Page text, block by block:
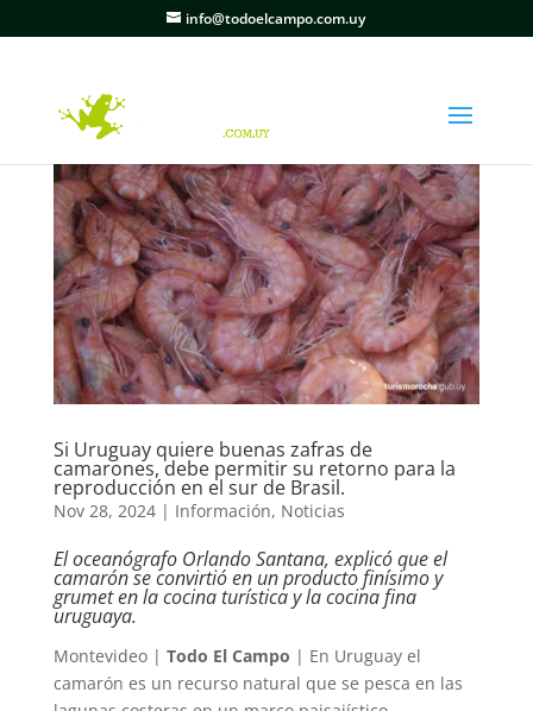
info@todoelcampo.com.uy
Si Uruguay quiere buenas zafras de
camarones, debe permitir su retorno para la
reproducción en el sur de Brasil.
Nov 28, 2024| Información, Noticias
El oceanógrafo Orlando Santana, explicó que el
camarón se convirtió en un producto finísimo y
grumet en la cocina turística y la cocina fina
uruguaya.
Montevideo | Todo El Campo | En Uruguay el
camarón es un recurso natural que se pesca en las